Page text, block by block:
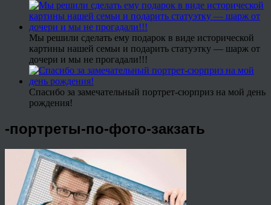
Мы решили сделать ему подарок в виде исторической
картины нашей семьи и подарить статуэтку — шарж от
дочери и мы не прогадали!!!
Спасибо за замечательный портрет-сюрприз на мой день
рождения!
-портреты-по-фото-закзать